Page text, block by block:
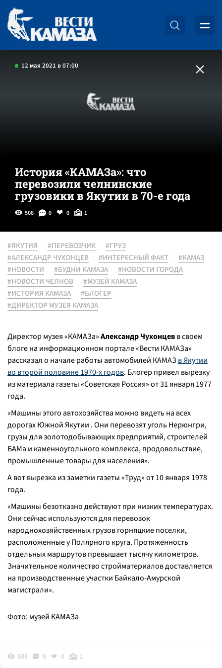
12 мая 2021 в 07:00
История «КАМАЗа»: что
перевозили челнинские
грузовики в Якутии в 70-е года
508 0 0 1
#ЯКУТИЯ #ПЕРЕВОЗЧИК
#ГРУЗ
#АЛЕКСАНДР ЧУХОНЦЕВ
#ИНТЕРЕСНЫЙ ФАКТ
#КАМАЗ
#НОВОСТИ
#БУДНИ КАМАЗА
#НОВОСТИ ГОРОДА
#НОВОСТИ ЧЕЛНОВ
#МУЗЕЙ КАМАЗА
#ИСТОРИЯ КАМАЗА
#БЛОГЕР
#ДИРЕКТОР МУЗЕЯ КАМАЗА
Директор музея «КАМАЗа»Александр Чухонцевв своем
блоге на информационном портале «Вести КАМАЗа»
рассказал о начале работы автомобилей КАМАЗв Якутии
во второй половине 1970-х годов. Блогер привел вырезку
из материала газеты «Советская Россия» от 31 января 1977
года.
«Машины этого автохозяйства можно видеть на всех
дорогах Южной Якутии . Они перевозят уголь Нерюнгри,
грузы для золотодобывающих предприятий, строителей
БАМа и каменноугольного комплекса, продовольствие,
промышленные товары для населения».
А вот вырезка из заметки газеты «Труд» от 10 января 1978
года.
«Машины безотказно действуют при низких температурах.
Они сейчас используются для перевозок
народнохозяйственных грузов горняцкие поселки,
расположенные у Полярного круга. Протяженность
отдельных маршрутов превышает тысячу километров.
Значительное количество стройматериалов доставляется
на производственные участки Байкало-Амурской
магистрали».
Фото: музей КАМАЗа
508 0 0 1